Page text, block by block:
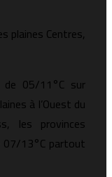
plaines Centres,
de 05/11°C sur
à l’Ouest du
les provinces
13°C partout